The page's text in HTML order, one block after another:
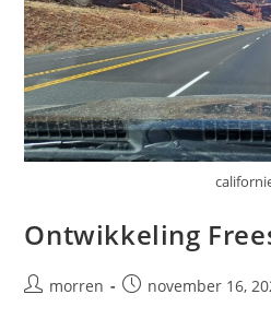
Ontwikkeling
Berichtmorren
Berichtnovember 16,